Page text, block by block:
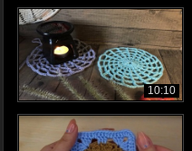
10:10